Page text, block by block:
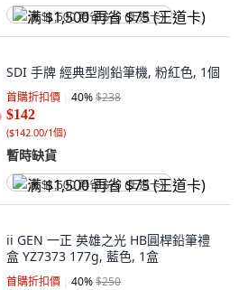
满 $1,500 再省 $75 (王道卡)
SDI 手牌 經典型削鉛筆機, 粉紅色, 1個
首購折扣價 40%$238
$142
($142.00/1個)
暫時缺貨
满 $1,500 再省 $75 (王道卡)
ii GEN 一正 英雄之光 HB圓桿鉛筆禮
盒 YZ7373 177g, 藍色, 1盒
首購折扣價 40%$250